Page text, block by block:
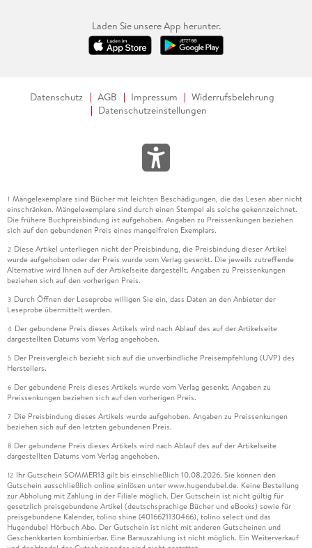
Laden Sie unsere App herunter.
Datenschutz AGB Impressum
Widerrufsbelehrung
Datenschutzeinstellungen
1 Mängelexemplare sind Bücher mit leichten Beschädigungen, die das Lesen aber nicht
einschränken. Mängelexemplare sind durch einen Stempel als solche gekennzeichnet.
Die frühere Buchpreisbindung ist aufgehoben. Angaben zu Preissenkungen beziehen
sich auf den gebundenen Preis eines mangelfreien Exemplars.
2 Diese Artikel unterliegen nicht der Preisbindung, die Preisbindung dieser Artikel
wurde aufgehoben oder der Preis wurde vom Verlag gesenkt. Die jeweils zutreffende
Alternative wird Ihnen auf der Artikelseite dargestellt. Angaben zu Preissenkungen
beziehen sich auf den vorherigen Preis.
3 Durch Öffnen der Leseprobe willigen Sie ein, dass Daten an den Anbieter der
Leseprobe übermittelt werden.
4 Der gebundene Preis dieses Artikels wird nach Ablauf des auf der Artikelseite
dargestellten Datums vom Verlag angehoben.
5 Der Preisvergleich bezieht sich auf die unverbindliche Preisempfehlung (UVP) des
Herstellers.
6 Der gebundene Preis dieses Artikels wurde vom Verlag gesenkt. Angaben zu
Preissenkungen beziehen sich auf den vorherigen Preis.
7 Die Preisbindung dieses Artikels wurde aufgehoben. Angaben zu Preissenkungen
beziehen sich auf den letzten gebundenen Preis.
8 Der gebundene Preis dieses Artikels wird nach Ablauf des auf der Artikelseite
dargestellten Datums vom Verlag angehoben.
12 Ihr Gutschein SOMMER13 gilt bis einschließlich 10.08.2026. Sie können den
Gutschein ausschließlich online einlösen unter www.hugendubel.de. Keine Bestellung
zur Abholung mit Zahlung in der Filiale möglich. Der Gutschein ist nicht gültig für
gesetzlich preisgebundene Artikel (deutschsprachige Bücher und eBooks) sowie für
preisgebundene Kalender, tolino shine (4016621130466), tolino select und das
Hugendubel Hörbuch Abo. Der Gutschein ist nicht mit anderen Gutscheinen und
Geschenkkarten kombinierbar. Eine Barauszahlung ist nicht möglich. Ein Weiterverkauf